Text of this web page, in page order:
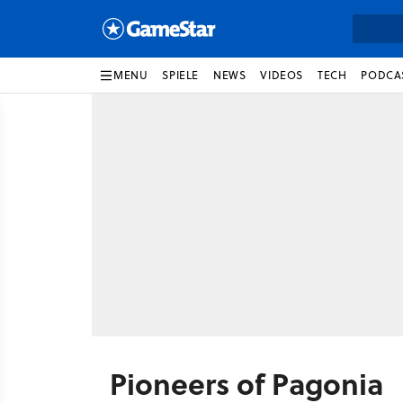
MENU SPIELE NEWS VIDEOS TECH
Pioneers of Pagonia